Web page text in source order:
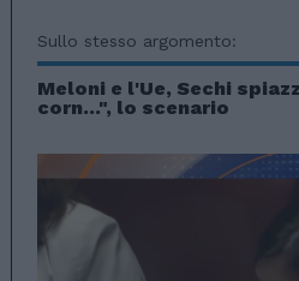
Sullo stesso argomento:
Meloni e l'Ue, Sechi
corn...", lo scenario